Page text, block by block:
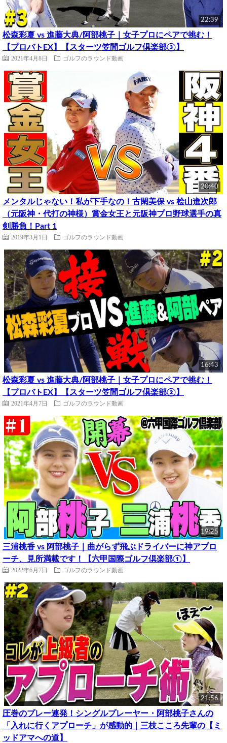
22:39
松森彩夏 vs 進藤大典/阿部桃子｜女子プロにペアで挑む！
【プロバトEX】【スターツ笠間ゴルフ倶楽部③】
2021年4月8日 ゴルフのラウンド動画
20:40
メンタルじゃない！私が下手なの！古閑美保 vs 桧山進次郎
（元阪神・代打の神様）賞金女王と元阪神プロ野球選手の真
剣勝負！Part 1
2019年3月1日 ゴルフのラウンド動画
16:43
松森彩夏 vs 進藤大典/阿部桃子｜女子プロにペアで挑む！
【プロバトEX】【スターツ笠間ゴルフ倶楽部②】
2021年4月7日 ゴルフのラウンド動画
19:25
三浦桃香 vs 阿部桃子｜曲がらず飛ぶドライバーに神アプロ
ーチ、見所満載です！【六甲国際ゴルフ倶楽部①】
2022年6月7日 ゴルフのラウンド動画
21:56
圧巻のプレー連発！シングルプレーヤー・阿部桃子さんの
「入れに行くアプローチ」が感動的｜三枝こころ先輩の【ミ
ッドアマへの道】